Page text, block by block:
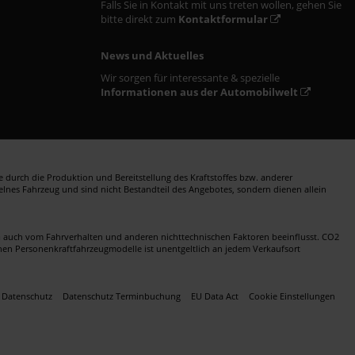
Falls Sie in Kontakt mit uns treten wollen, gehen Sie
bitte direkt zum Kontaktformular
News und Aktuelles
Wir sorgen für interessante & spezielle
Informationen aus der Automobilwelt
durch die Produktion und Bereitstellung des Kraftstoffes bzw. anderer
Fahrzeug und sind nicht Bestandteil des Angebotes, sondern dienen allein
vom Fahrverhalten und anderen nichttechnischen Faktoren beeinflusst. CO2
Personenkraftfahrzeugmodelle ist unentgeltlich an jedem Verkaufsort
Datenschutz Datenschutz Terminbuchung EU Data Act Cookie Einstellungen